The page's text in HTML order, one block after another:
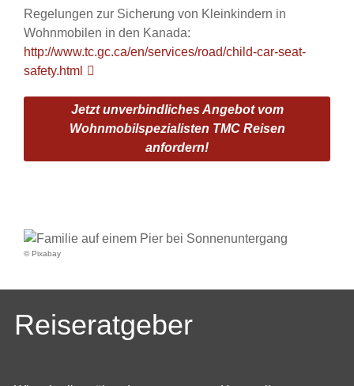
Regelungen zur Sicherung von Kleinkindern in
Wohnmobilen in den Kanada:
http://www.tc.gc.ca/en/services/road/child-car-seat-
safety.html
Jetzt unverbindliches Angebot vom
Wohnmobilspezialisten TMC Reisen
anfordern!
© Pixabay
Reiseratgeber